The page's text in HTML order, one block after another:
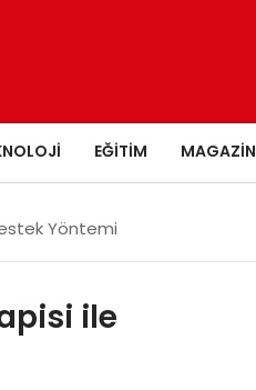
EĞITIM MAGAZIN
Yöntemi
ile